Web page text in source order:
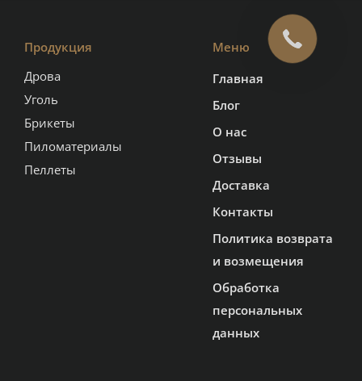
Продукция
Дрова
Уголь
Брикеты
Пиломатериалы
Пеллеты
Меню
Главная
Блог
О нас
Отзывы
Доставка
Контакты
Политика возврата
и возмещения
Обработка
персональных
данных